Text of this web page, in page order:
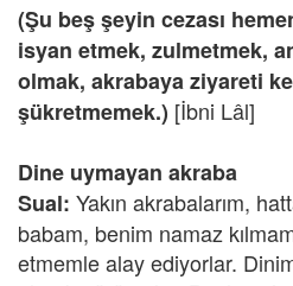
(Şu beş şeyin cezası
isyan etmek, zulmetmek,
olmak, akrabaya ziyareti
şükretmemek.) [İbni Lâl]
Dine uymayan akraba
Sual: Yakın akrabalarım,
babam, benim namaz
etmemle alay ediyorlar.